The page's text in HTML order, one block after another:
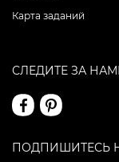
Карта заданий
СЛЕДИТЕ ЗА
ПОДПИШИТЕСЬ